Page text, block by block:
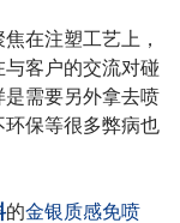
在注塑工艺上，
与客户的交流对碰
需要另外拿去喷
保等很多弊病也
的金银质感免喷